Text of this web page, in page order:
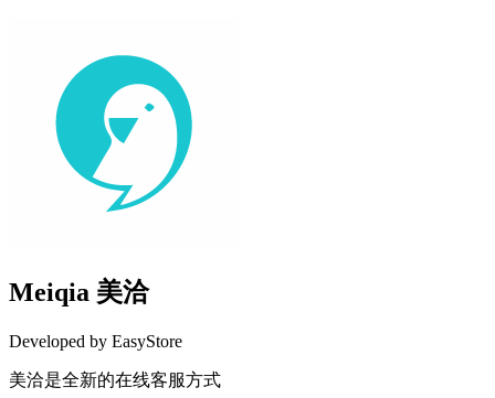
Meiqia 美洽
Developed by EasyStore
美洽是全新的在线客服方式